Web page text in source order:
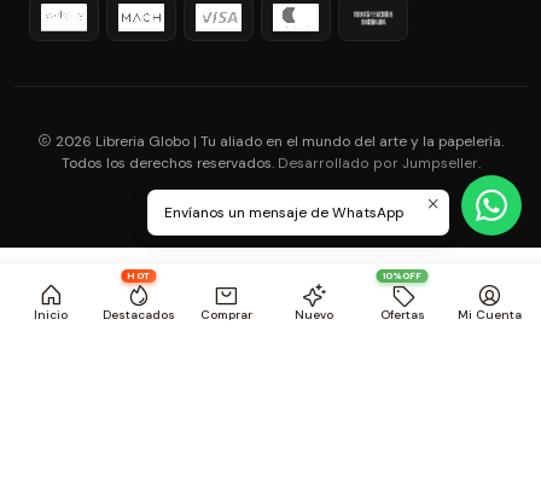
Inicio
HOT
Destacados Comprar Nuevo
10%OFF
Ofertas Mi Cuenta
2026 Libreria Globo | Tu aliado en el mundo del arte y la papelería.
Todos los derechos reservados. Desarrollado por Jumpseller.
Envíanos un mensaje de WhatsApp